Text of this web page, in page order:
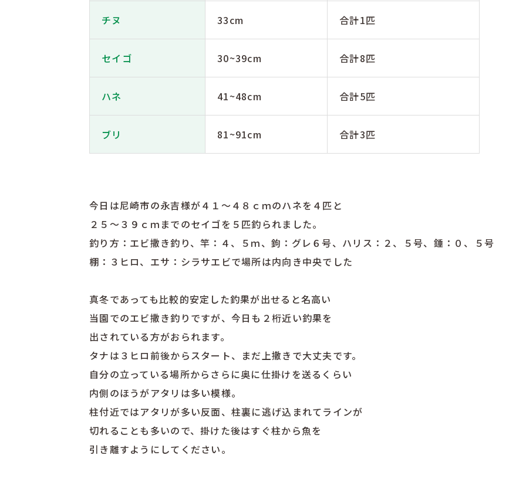
チヌ 33cm 合計1匹
セイゴ 30~39cm 合計8匹
ハネ 41~48cm 合計5匹
ブリ 81~91cm 合計3匹
今日は尼崎市の永吉様が４１〜４８ｃｍのハネを４匹と
２５〜３９ｃｍまでのセイゴを５匹釣られました。
釣り方：エビ撒き釣り、竿：４、５ｍ、鉤：グレ６号、ハリス：２、５号、錘：０、５号
棚：３ヒロ、エサ：シラサエビで場所は内向き中央でした
真冬であっても比較的安定した釣果が出せると名高い
当園でのエビ撒き釣りですが、今日も２桁近い釣果を
出されている方がおられます。
タナは３ヒロ前後からスタート、まだ上撒きで大丈夫です。
自分の立っている場所からさらに奥に仕掛けを送るくらい
内側のほうがアタリは多い模様。
柱付近ではアタリが多い反面、柱裏に逃げ込まれてラインが
切れることも多いので、掛けた後はすぐ柱から魚を
引き離すようにしてください。